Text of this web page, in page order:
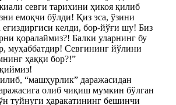
севги тарихини ҳикоя қилиб
емоқчи бўлди! Қиз эса, ўзини
келди, бор-йўғи шу! Биз
қоралаймиз?! Балки уларнинг бу
муҳаббатдир! Севгининг йўлини
ҳаққи бор?!”
“машҳурлик” даражасидан
олиб чиқиш мумкин бўлган
туйнуги ҳаракатининг бешинчи